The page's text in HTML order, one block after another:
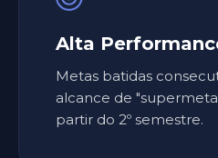
Alta
Metas batidas
alcance de
partir do 2º semestre.